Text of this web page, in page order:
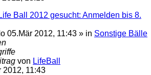
Ball 2012 gesucht: Anmelden bis 8.
05.Mär 2012, 11:43 » in Sonstige Bälle
von LifeBall
2012, 11:43